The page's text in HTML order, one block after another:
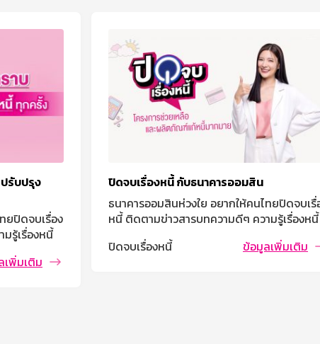
ปิดจบเรื่อง
รู้เรื่องหนี้
เพิ่มเติม
พักชำระหนี้ช่วงโควิด => พักยังไง? จ่ายยังไง?
ธนาคารออมสินห่วงใย อยากให้คนไทยปิดจบเรื่
หนี้ ติดตามข่าวสารบทความดีๆ ความรู้เรื่องหนี้
ปิดจบเรื่องหนี้
ข้อมูลเพิ่มเติม